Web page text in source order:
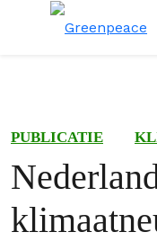
PUBLICATIE